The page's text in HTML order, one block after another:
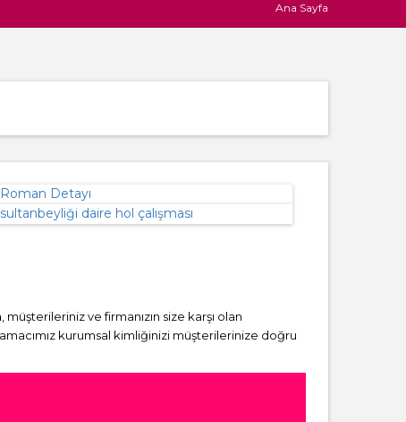
Ana Sayfa
, müşterileriniz ve firmanızın size karşı olan
kurumsal kimliğinizi müşterilerinize doğru